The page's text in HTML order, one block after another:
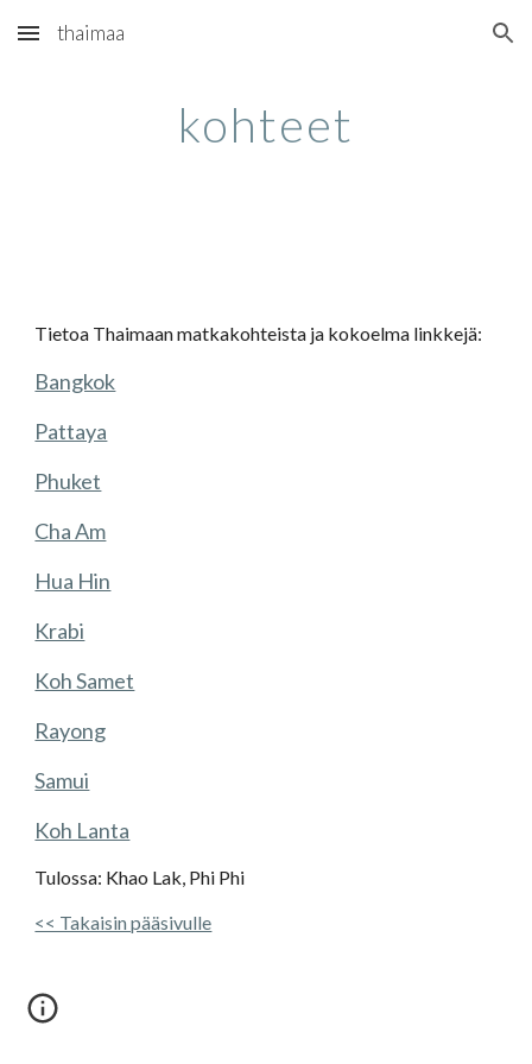
Skip to main content Skip to navigation
thaimaa
kohteet
Tietoa Thaimaan matkakohteista ja kokoelma linkkejä:
Bangkok
Pattaya
Phuket
Cha Am
Hua Hin
Krabi
Koh Samet
Rayong
Samui
Koh Lanta
Tulossa: Khao Lak, Phi Phi
<< Takaisin pääsivulle